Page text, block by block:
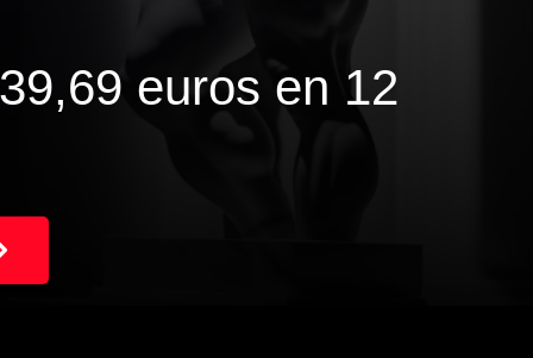
euros en 12